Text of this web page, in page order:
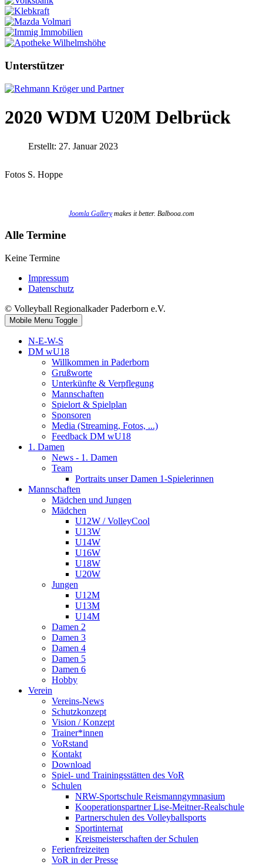
Unterstützer
2020 WDM U20M Delbrück
Erstellt: 27. Januar 2023
Fotos S. Hoppe
Joomla Gallerymakes it better. Balbooa.com
Alle Termine
Keine Termine
Impressum
Datenschutz
© Volleyball Regionalkader Paderborn e.V.
Mobile Menu Toggle
N-E-W-S
DM wU18
Willkommen in Paderborn
Grußworte
Unterkünfte & Verpflegung
Mannschaften
Spielort & Spielplan
Sponsoren
Media (Streaming, Fotos, ...)
Feedback DM wU18
1. Damen
News - 1. Damen
Team
Portraits unser Damen 1-Spielerinnen
Mannschaften
Mädchen und Jungen
Mädchen
U12W / VolleyCool
U13W
U14W
U16W
U18W
U20W
Jungen
U12M
U13M
U14M
Damen 2
Damen 3
Damen 4
Damen 5
Damen 6
Hobby
Verein
Vereins-News
Schutzkonzept
Vision / Konzept
Trainer*innen
VoRstand
Kontakt
Download
Spiel- und Trainingsstätten des VoR
Schulen
NRW-Sportschule Reismanngymnasium
Kooperationspartner Lise-Meitner-Realschule
Partnerschulen des Volleyballsports
Sportinternat
Kreismeisterschaften der Schulen
Ferienfreizeiten
VoR in der Presse